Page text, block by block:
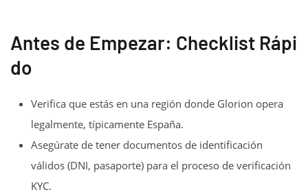
Antes de Empezar: Checklist Rápi
do
Verifica que estás en una región donde Glorion opera
legalmente, típicamente España.
Asegúrate de tener documentos de identificación
válidos (DNI, pasaporte) para el proceso de verificación
KYC.